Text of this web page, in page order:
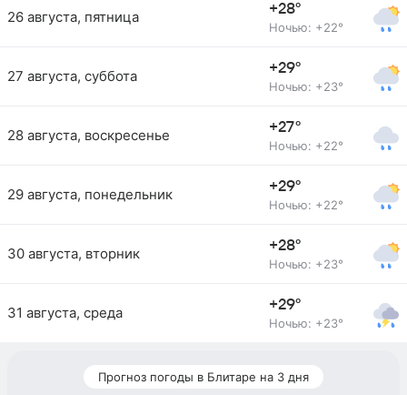
26 августа, пятница +28°
Ночью: +22°
27 августа, суббота +29°
Ночью: +23°
28 августа, воскресенье +27°
Ночью: +22°
29 августа, понедельник +29°
Ночью: +22°
30 августа, вторник +28°
Ночью: +23°
31 августа, среда +29°
Ночью: +23°
Прогноз погоды в Блитаре на 3 дня